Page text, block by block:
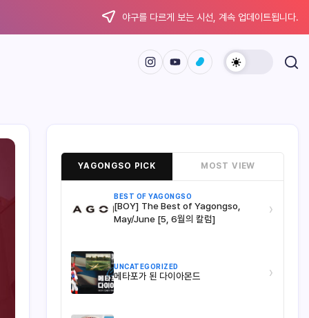
야구를 다르게 보는 시선, 계속 업데이트됩니다.
YAGONGSO PICK MOST VIEW
BEST OF YAGONGSO
[BOY] The Best of Yagongso,
May/June [5, 6월의 칼럼]
›
UNCATEGORIZED
메타포가 된 다이아몬드 ›